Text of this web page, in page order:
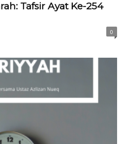
Tafsir Ayat Ke-254
0